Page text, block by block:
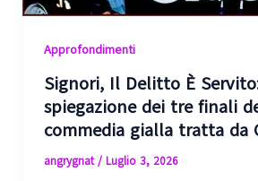
Approfondimenti
Signori, Il Delitto È
spiegazione dei tre finali
commedia gialla tratta da
angrygnat/ Luglio 3, 2026